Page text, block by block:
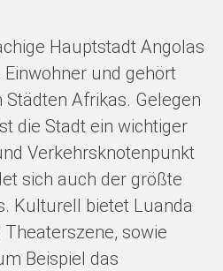
Hauptstadt Angolas
und gehört
Afrikas. Gelegen
die Stadt ein wichtiger
Verkehrsknotenpunkt
sich auch der größte
Kulturell bietet Luanda
sowie
Beispiel das